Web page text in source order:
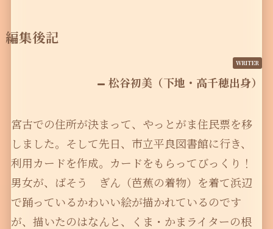
編集後記
松谷初美（下地・高千穂出身）
宮古での住所が決まって、やっとがま住民票を移
しました。そして先日、市立平良図書館に行き、
利用カードを作成。カードをもらってびっくり！
男女が、ばそう ぎん（芭蕉の着物）を着て浜辺
で踊っているかわいい絵が描かれているのです
が、描いたのはなんと、くま・かまライターの根